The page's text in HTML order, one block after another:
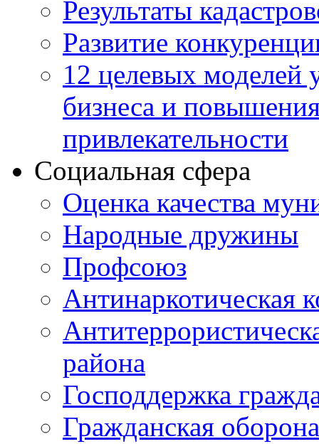
Результаты
Развитие
12 целевых моделей
бизнеса и
привлекательности
Социальная сфера
Оценка качества
Народные дружины
Профсоюз
Антинаркотическая
района
Господдержка
Гражданская